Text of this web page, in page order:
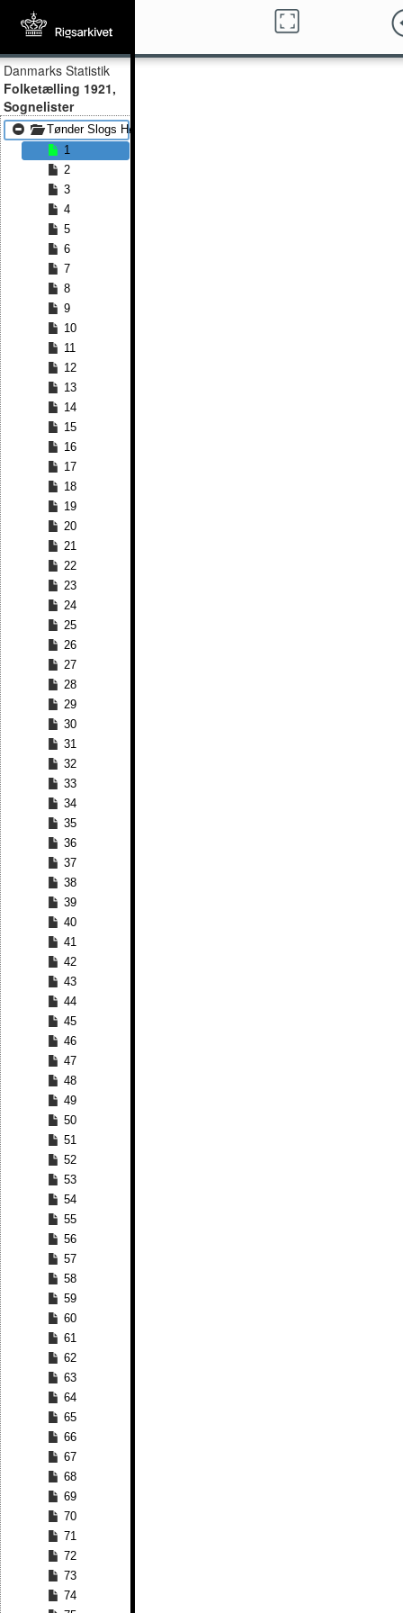
Danmarks Statistik
Folketælling 1921,
Sognelister
Tønder Slogs Højst
1
2
3
4
5
6
7
8
9
10
11
12
13
14
15
16
17
18
19
20
21
22
23
24
25
26
27
28
29
30
31
32
33
34
35
36
37
38
39
40
41
42
43
44
45
46
47
48
49
50
51
52
53
54
55
56
57
58
59
60
61
62
63
64
65
66
67
68
69
70
71
72
73
74